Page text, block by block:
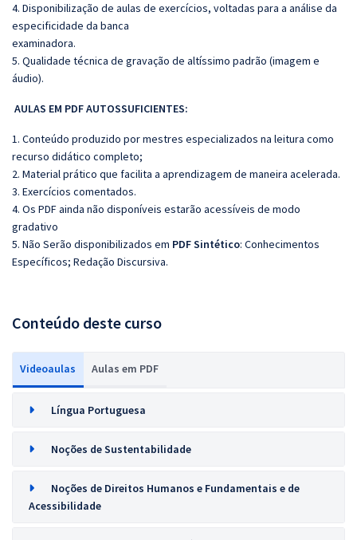
4. Disponibilização de aulas de exercícios, voltadas para a análise da
especificidade da banca
examinadora.
5. Qualidade técnica de gravação de altíssimo padrão (imagem e
áudio).
AULAS EM PDF AUTOSSUFICIENTES:
1. Conteúdo produzido por mestres especializados na leitura como
recurso didático completo;
2. Material prático que facilita a aprendizagem de maneira acelerada.
3. Exercícios comentados.
4. Os PDF ainda não disponíveis estarão acessíveis de modo
gradativo
5. Não Serão disponibilizados em PDF Sintético: Conhecimentos
Específicos; Redação Discursiva.
Conteúdo deste curso
Videoaulas Aulas em PDF
Língua Portuguesa
Noções de Sustentabilidade
Noções de Direitos Humanos e Fundamentais e de
Acessibilidade